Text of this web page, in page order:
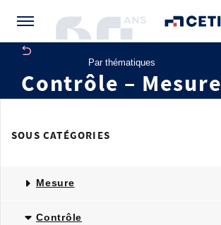
Par thématiques
Contrôle – Mesure
SOUS CATÉGORIES
Mesure
Contrôle